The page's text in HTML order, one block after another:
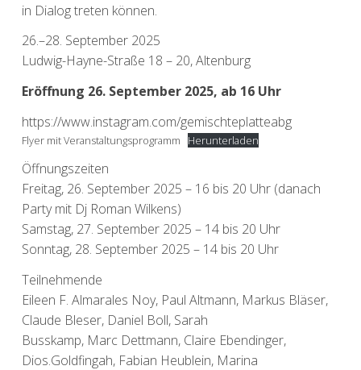
in Dialog treten können.
26.–28. September 2025
Ludwig-Hayne-Straße 18 – 20, Altenburg
Eröffnung 26. September 2025, ab 16 Uhr
https://www.instagram.com/gemischteplatteabg
Flyer mit Veranstaltungsprogramm Herunterladen
Öffnungszeiten
Freitag, 26. September 2025 – 16 bis 20 Uhr (danach
Party mit Dj Roman Wilkens)
Samstag, 27. September 2025 – 14 bis 20 Uhr
Sonntag, 28. September 2025 – 14 bis 20 Uhr
Teilnehmende
Eileen F. Almarales Noy, Paul Altmann, Markus Bläser,
Claude Bleser, Daniel Boll, Sarah
Busskamp, Marc Dettmann, Claire Ebendinger,
Dios.Goldfingah, Fabian Heublein, Marina